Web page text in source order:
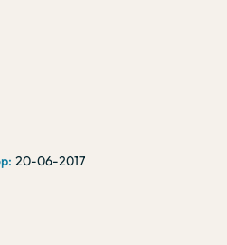
20-06-2017